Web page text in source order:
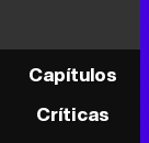
Capítulos
Críticas